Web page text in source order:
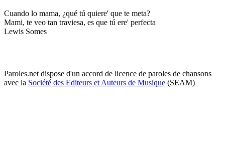
Cuando lo mama, ¿qué tú quiere' que te meta?
Mami, te veo tan traviesa, es que tú ere' perfecta
Lewis Somes
Paroles.net dispose d'un accord de licence de paroles de chansons
avec la Société des Editeurs et Auteurs de Musique (SEAM)